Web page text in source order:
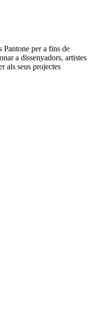
Pantone per a fins de
a dissenyadors, artistes
als seus projectes